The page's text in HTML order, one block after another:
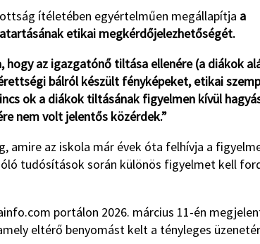
ítéletében egyértelműen megállapítja a
etikai megkérdőjelezhetőségét.
hogy az igazgatónő tiltása ellenére (a diákok
bálról készült fényképeket, etikai
ok a diákok tiltásának figyelmen kívül
nem volt jelentős közérdek.”
amire az iskola már évek óta felhívja a
tudósítások során különös figyelmet kell
portálon 2026. március 11-én
eltérő benyomást kelt a tényleges